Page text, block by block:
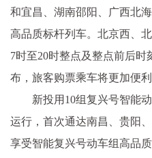
和宜昌、湖南邵阳、广西北
高品质标杆列车。北京西、
7时至20时整点及整点前后
布，旅客购票乘车将更加便利
新投用10组复兴号智能
运行，首次通达南昌、贵阳
享受智能复兴号动车组高品质